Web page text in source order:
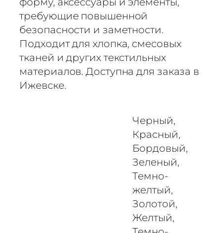
ф
е
р
н
я
п
л
требующие повышенной
безопасности и заметности.
Подходит для хлопка, смесовых
тканей и других текстильных
материалов. Доступна для заказа в
Ижевске.
Черный,
Красный,
Бордовый,
Зеленый,
Темно-
желтый,
Золотой,
Желтый,